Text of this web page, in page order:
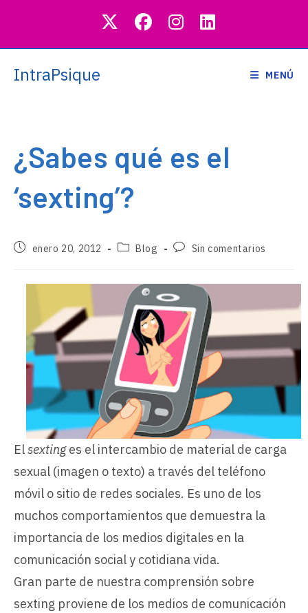
IntraPsique MENÚ
¿Sabes qué es el
‘sexting’?
Publicación
entrada:
enero 20, 2012
Categoría
entrada:
Blog
Comentarios
entrada:
Sin comentarios
Elsextinges el intercambio de material de carga
sexual (imagen o texto) a través del teléfono
móvil o sitio de redes sociales. Es uno de los
muchos comportamientos que demuestra la
importancia de los medios digitales en la
comunicación social y cotidiana vida.
Gran parte de nuestra comprensión sobre
sexting proviene de los medios de comunicación